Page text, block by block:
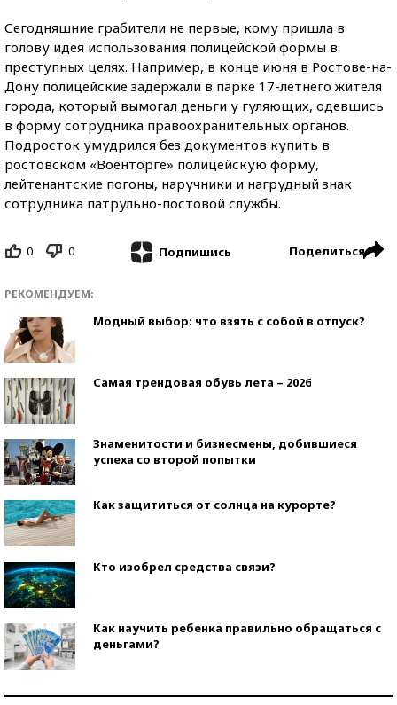
Сегодняшние грабители не первые, кому пришла в
голову идея использования полицейской формы в
преступных целях. Например, в конце июня в Ростове-на-
Дону полицейские задержали в парке 17-летнего жителя
города, который вымогал деньги у гуляющих, одевшись
в форму сотрудника правоохранительных органов.
Подросток умудрился без документов купить в
ростовском «Военторге» полицейскую форму,
лейтенантские погоны, наручники и нагрудный знак
сотрудника патрульно-постовой службы.
0 0 Подпишись Поделиться
РЕКОМЕНДУЕМ:
Модный выбор: что взять с собой в отпуск?
Самая трендовая обувь лета – 2026
Знаменитости и бизнесмены, добившиеся
успеха со второй попытки
Как защититься от солнца на курорте?
Кто изобрел средства связи?
Как научить ребенка правильно обращаться с
деньгами?